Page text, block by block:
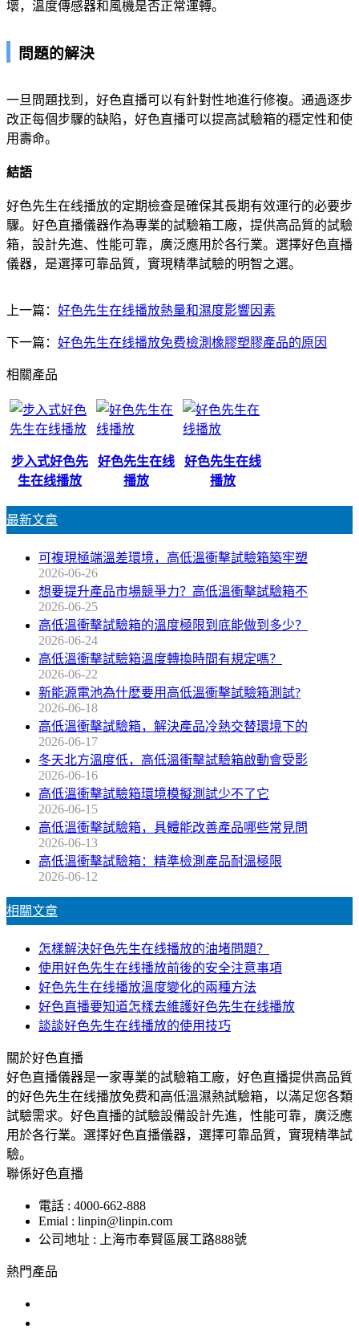
壞，溫度傳感器和風機是否正常運轉。
問題的解決
一旦問題找到，好色直播可以有針對性地進行修複。通過逐步
改正每個步驟的缺陷，好色直播可以提高試驗箱的穩定性和使
用壽命。
結語
好色先生在线播放的定期檢查是確保其長期有效運行的必要步
驟。好色直播儀器作為專業的試驗箱工廠，提供高品質的試驗
箱，設計先進、性能可靠，廣泛應用於各行業。選擇好色直播
儀器，是選擇可靠品質，實現精準試驗的明智之選。
上一篇： 好色先生在线播放熱量和濕度影響因素
下一篇： 好色先生在线播放免费檢測橡膠塑膠產品的原因
相關產品
步入式好色先
生在线播放
好色先生在线
播放
好色先生在线
播放
最新文章
可複現極端溫差環境，高低溫衝擊試驗箱築牢塑
2026-06-26
想要提升產品市場競爭力？高低溫衝擊試驗箱不
2026-06-25
高低溫衝擊試驗箱的溫度極限到底能做到多少？
2026-06-24
高低溫衝擊試驗箱溫度轉換時間有規定嗎？
2026-06-22
新能源電池為什麽要用高低溫衝擊試驗箱測試?
2026-06-18
高低溫衝擊試驗箱，解決產品冷熱交替環境下的
2026-06-17
冬天北方溫度低，高低溫衝擊試驗箱啟動會受影
2026-06-16
高低溫衝擊試驗箱環境模擬測試少不了它
2026-06-15
高低溫衝擊試驗箱，具體能改善產品哪些常見問
2026-06-13
高低溫衝擊試驗箱：精準檢測產品耐溫極限
2026-06-12
相關文章
怎樣解決好色先生在线播放的油堵問題？
使用好色先生在线播放前後的安全注意事項
好色先生在线播放溫度變化的兩種方法
好色直播要知道怎樣去維護好色先生在线播放
談談好色先生在线播放的使用技巧
關於好色直播
好色直播儀器是一家專業的試驗箱工廠，好色直播提供高品質
的好色先生在线播放免费和高低溫濕熱試驗箱，以滿足您各類
試驗需求。好色直播的試驗設備設計先進，性能可靠，廣泛應
用於各行業。選擇好色直播儀器，選擇可靠品質，實現精準試
驗。
聯係好色直播
電話 : 4000-662-888
Emial : linpin@linpin.com
公司地址 : 上海市奉賢區展工路888號
熱門產品